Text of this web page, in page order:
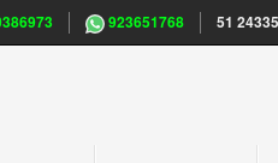
923651768 51